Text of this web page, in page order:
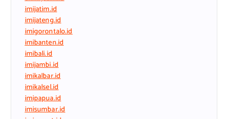
imijatim.id
imijateng.id
imigorontalo.id
imibanten.id
imibali.id
imijambi.id
imikalbar.id
imikalsel.id
imipapua.id
imisumbar.id